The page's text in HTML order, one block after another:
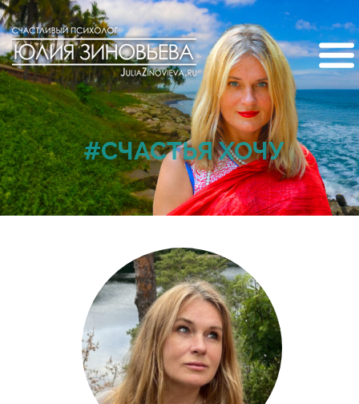
#СЧАСТЬЯ ХОЧУ